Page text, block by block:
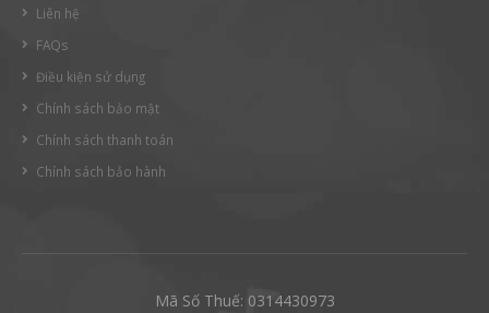
Liên hệ
FAQs
Điều kiện sử dụng
Chính sách bảo mật
Chính sách thanh toán
Chính sách bảo hành
Mã Số Thuế: 0314430973